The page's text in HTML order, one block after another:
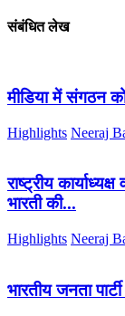
संबंधित लेख
मीडिया में संगठन
Highlights Neeraj
राष्ट्रीय
भारती की...
Highlights Neeraj
भारतीय जनता